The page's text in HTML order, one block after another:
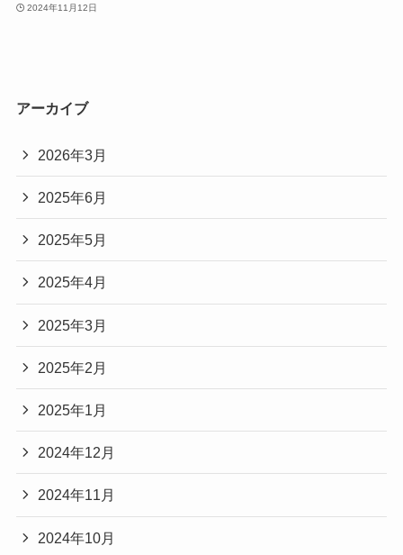
2024年11月12日
アーカイブ
2026年3月
2025年6月
2025年5月
2025年4月
2025年3月
2025年2月
2025年1月
2024年12月
2024年11月
2024年10月